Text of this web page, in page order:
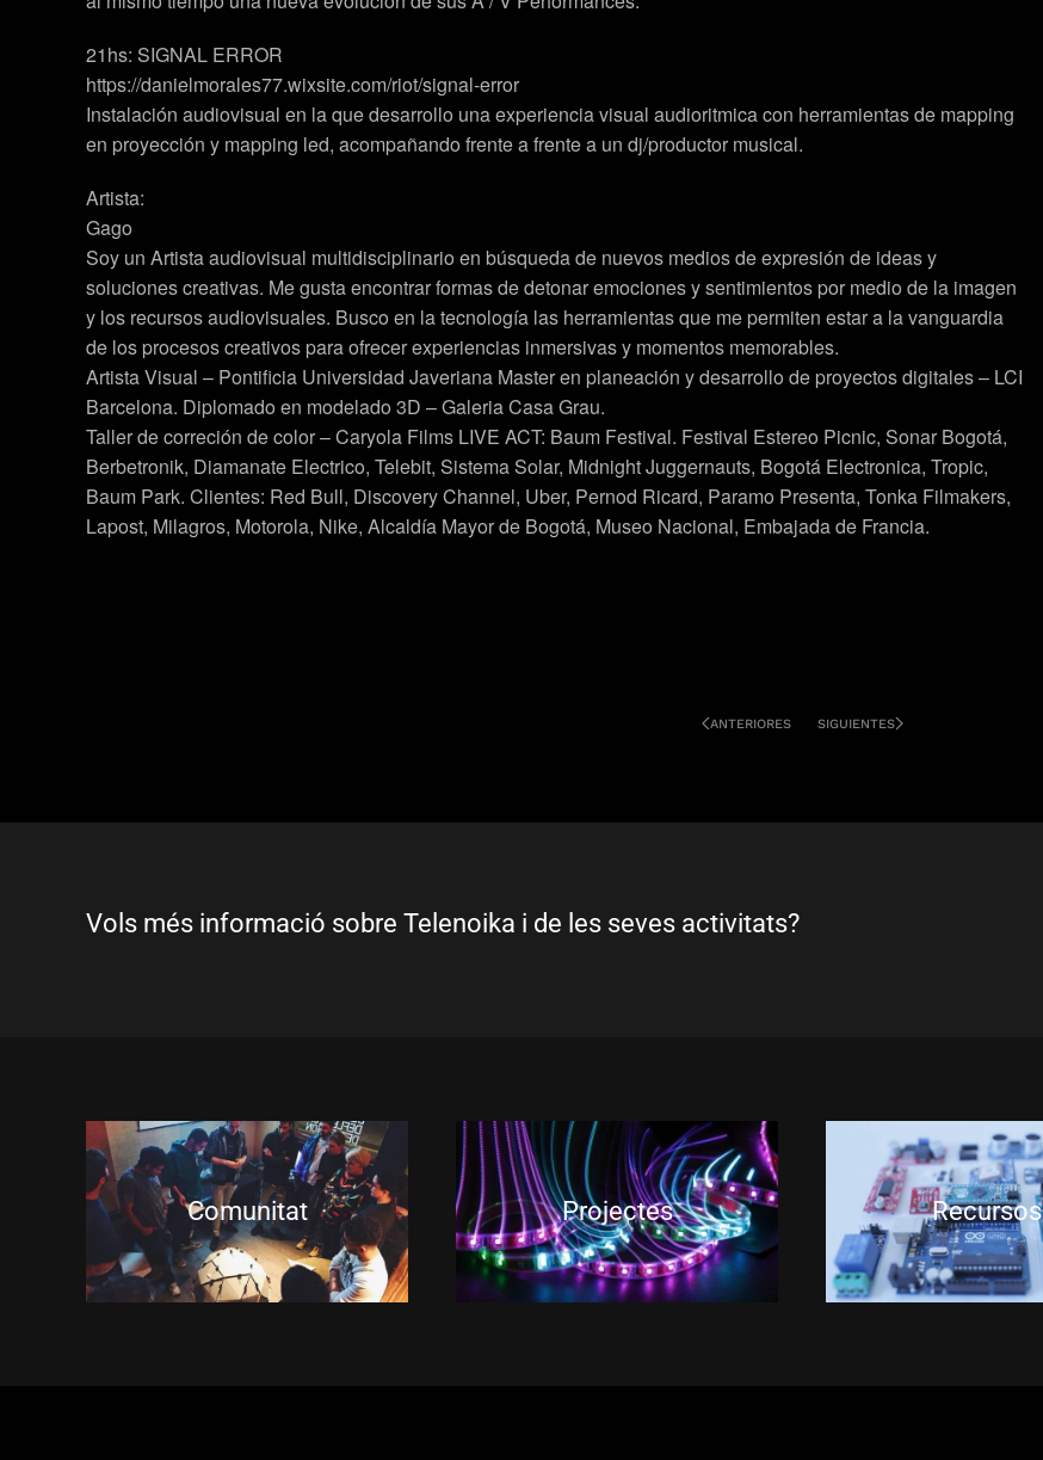
21hs: SIGNAL ERROR
https://danielmorales77.wixsite.com/riot/signal-error
Instalación audiovisual en la que desarrollo una experiencia visual audioritmica con herramientas de mapping
en proyección y mapping led, acompañando frente a frente a un dj/productor musical.
Artista:
Gago
Soy un Artista audiovisual multidisciplinario en búsqueda de nuevos medios de expresión de ideas y
soluciones creativas. Me gusta encontrar formas de detonar emociones y sentimientos por medio de la imagen
y los recursos audiovisuales. Busco en la tecnología las herramientas que me permiten estar a la vanguardia
de los procesos creativos para ofrecer experiencias inmersivas y momentos memorables.
Artista Visual – Pontificia Universidad Javeriana Master en planeación y desarrollo de proyectos digitales – LCI
Barcelona. Diplomado en modelado 3D – Galeria Casa Grau.
Taller de correción de color – Caryola Films LIVE ACT: Baum Festival. Festival Estereo Picnic, Sonar Bogotá,
Berbetronik, Diamanate Electrico, Telebit, Sistema Solar, Midnight Juggernauts, Bogotá Electronica, Tropic,
Baum Park. Clientes: Red Bull, Discovery Channel, Uber, Pernod Ricard, Paramo Presenta, Tonka Filmakers,
Lapost, Milagros, Motorola, Nike, Alcaldía Mayor de Bogotá, Museo Nacional, Embajada de Francia.
ANTERIORES SIGUIENTES
Vols més informació sobre Telenoika i de les seves activitats?
Comunitat Projectes Recursos